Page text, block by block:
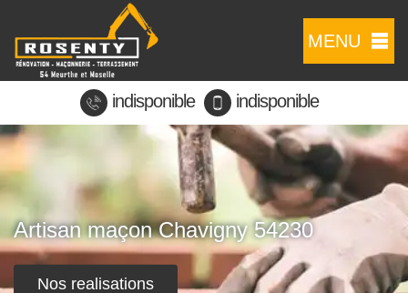
MENU
indisponible indisponible
Artisan maçon Chavigny 54230
Nos realisations